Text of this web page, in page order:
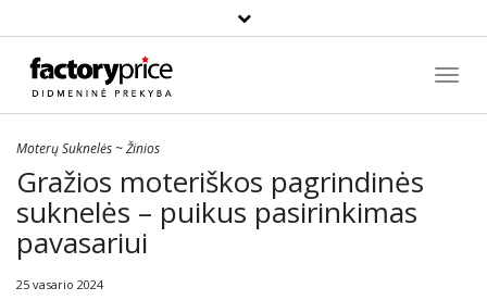
Paieška
Moterų Suknelės~Žinios
Gražios moteriškos pagrindinės
suknelės – puikus pasirinkimas
pavasariui
25 vasario 2024